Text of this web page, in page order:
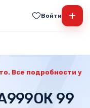
Войти +
Все подробности у
99